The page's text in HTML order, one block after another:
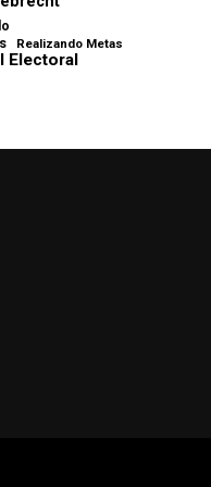
Realizando Metas
Electoral